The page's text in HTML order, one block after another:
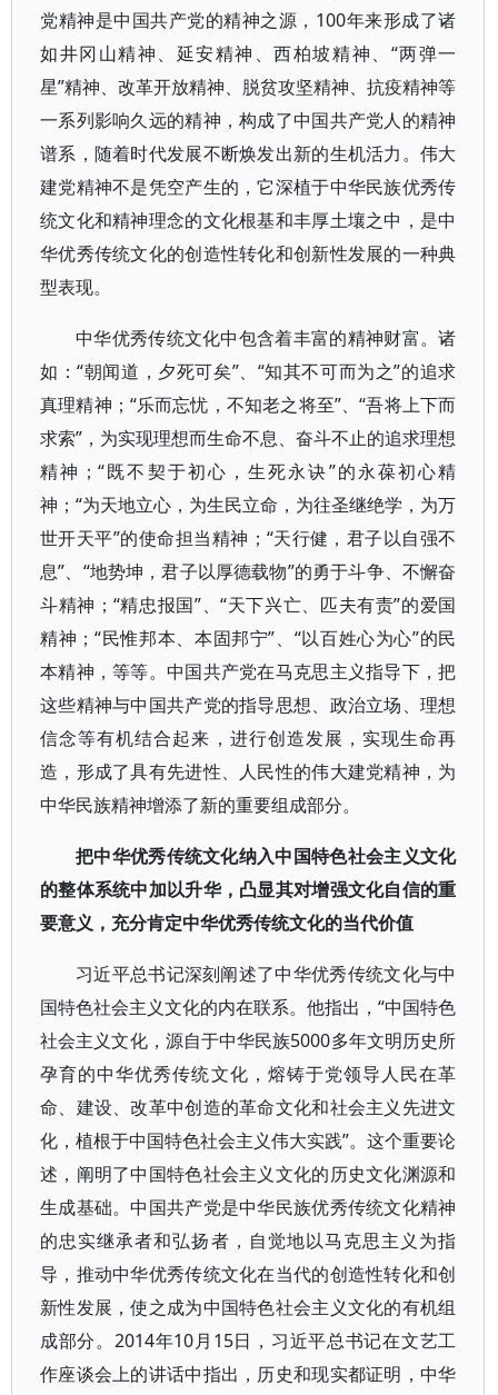
党精神是中国共产党的精神之源，100年来形成了诸
如井冈山精神、延安精神、西柏坡精神、“两弹一
星”精神、改革开放精神、脱贫攻坚精神、抗疫精神等
一系列影响久远的精神，构成了中国共产党人的精神
谱系，随着时代发展不断焕发出新的生机活力。伟大
建党精神不是凭空产生的，它深植于中华民族优秀传
统文化和精神理念的文化根基和丰厚土壤之中，是中
华优秀传统文化的创造性转化和创新性发展的一种典
型表现。
中华优秀传统文化中包含着丰富的精神财富。诸
如：“朝闻道，夕死可矣”、“知其不可而为之”的追求
真理精神；“乐而忘忧，不知老之将至”、“吾将上下而
求索”，为实现理想而生命不息、奋斗不止的追求理想
精神；“既不契于初心，生死永诀”的永葆初心精
神；“为天地立心，为生民立命，为往圣继绝学，为万
世开天平”的使命担当精神；“天行健，君子以自强不
息”、“地势坤，君子以厚德载物”的勇于斗争、不懈奋
斗精神；“精忠报国”、“天下兴亡、匹夫有责”的爱国
精神；“民惟邦本、本固邦宁”、“以百姓心为心”的民
本精神，等等。中国共产党在马克思主义指导下，把
这些精神与中国共产党的指导思想、政治立场、理想
信念等有机结合起来，进行创造发展，实现生命再
造，形成了具有先进性、人民性的伟大建党精神，为
中华民族精神增添了新的重要组成部分。
把中华优秀传统文化纳入中国特色社会主义文化
的整体系统中加以升华，凸显其对增强文化自信的重
要意义，充分肯定中华优秀传统文化的当代价值
习近平总书记深刻阐述了中华优秀传统文化与中
国特色社会主义文化的内在联系。他指出，“中国特色
社会主义文化，源自于中华民族5000多年文明历史所
孕育的中华优秀传统文化，熔铸于党领导人民在革
命、建设、改革中创造的革命文化和社会主义先进文
化，植根于中国特色社会主义伟大实践”。这个重要论
述，阐明了中国特色社会主义文化的历史文化渊源和
生成基础。中国共产党是中华民族优秀传统文化精神
的忠实继承者和弘扬者，自觉地以马克思主义为指
导，推动中华优秀传统文化在当代的创造性转化和创
新性发展，使之成为中国特色社会主义文化的有机组
成部分。2014年10月15日，习近平总书记在文艺工
作座谈会上的讲话中指出，历史和现实都证明，中华